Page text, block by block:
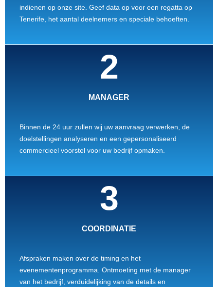
indienen op onze site. Geef data op voor een regatta op
Tenerife, het aantal deelnemers en speciale behoeften.
2
MANAGER
Binnen de 24 uur zullen wij uw aanvraag verwerken, de
doelstellingen analyseren en een gepersonaliseerd
commercieel voorstel voor uw bedrijf opmaken.
3
СOORDINATIE
Afspraken maken over de timing en het
evenementenprogramma. Ontmoeting met de manager
van het bedrijf, verduidelijking van de details en